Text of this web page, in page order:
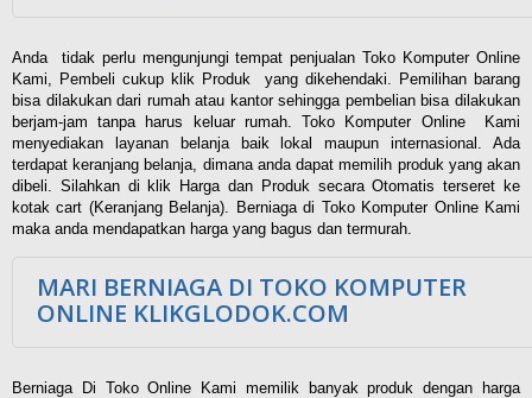
Anda tidak perlu mengunjungi tempat penjualan Toko Komputer Online
Kami, Pembeli cukup klik Produk yang dikehendaki. Pemilihan barang
bisa dilakukan dari rumah atau kantor sehingga pembelian bisa dilakukan
berjam-jam tanpa harus keluar rumah. Toko Komputer Online Kami
menyediakan layanan belanja baik lokal maupun internasional. Ada
terdapat keranjang belanja, dimana anda dapat memilih produk yang akan
dibeli. Silahkan di klik Harga dan Produk secara Otomatis terseret ke
kotak cart (Keranjang Belanja). Berniaga di Toko Komputer Online Kami
maka anda mendapatkan harga yang bagus dan termurah.
MARI BERNIAGA DI TOKO KOMPUTER
ONLINE KLIKGLODOK.COM
Berniaga Di Toko Online Kami memilik banyak produk dengan harga